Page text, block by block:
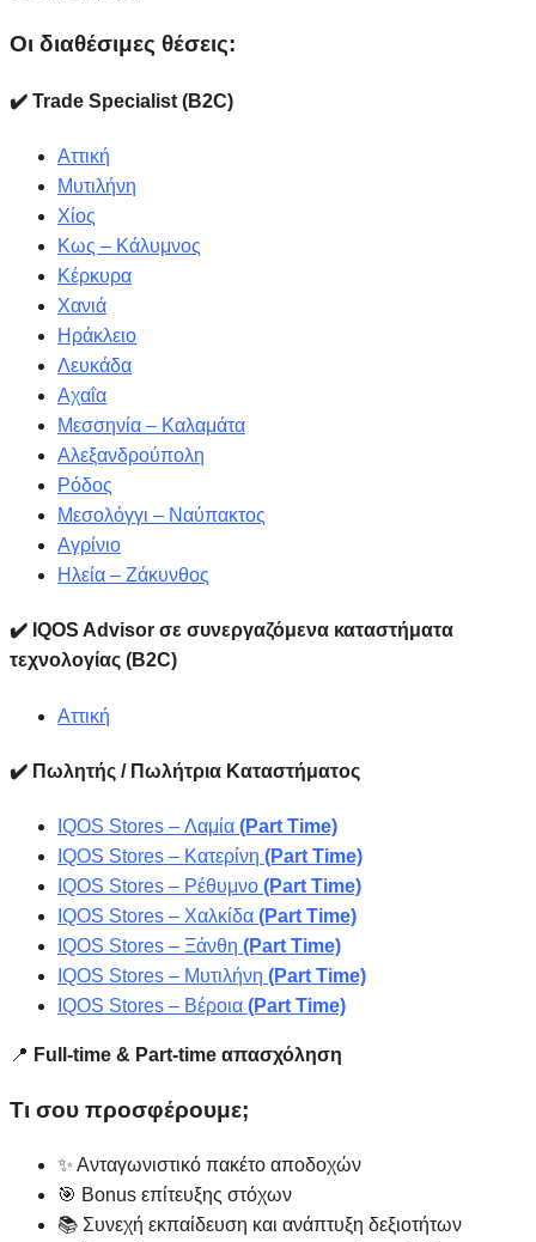
Οι διαθέσιμες θέσεις:
✔️ Trade Specialist (B2C)
Αττική
Μυτιλήνη
Χίος
Κως – Κάλυμνος
Κέρκυρα
Χανιά
Ηράκλειο
Λευκάδα
Αχαΐα
Μεσσηνία – Καλαμάτα
Αλεξανδρούπολη
Ρόδος
Μεσολόγγι – Ναύπακτος
Αγρίνιο
Ηλεία – Ζάκυνθος
✔️ IQOS Advisor σε συνεργαζόμενα καταστήματα
τεχνολογίας (B2C)
Αττική
✔️ Πωλητής / Πωλήτρια Καταστήματος
IQOS Stores – Λαμία (Part Time)
IQOS Stores – Κατερίνη (Part Time)
IQOS Stores – Ρέθυμνο (Part Time)
IQOS Stores – Χαλκίδα (Part Time)
IQOS Stores – Ξάνθη (Part Time)
IQOS Stores – Μυτιλήνη (Part Time)
IQOS Stores – Βέροια (Part Time)
📍 Full-time & Part-time απασχόληση
Τι σου προσφέρουμε;
✨ Ανταγωνιστικό πακέτο αποδοχών
🎯 Bonus επίτευξης στόχων
📚 Συνεχή εκπαίδευση και ανάπτυξη δεξιοτήτων